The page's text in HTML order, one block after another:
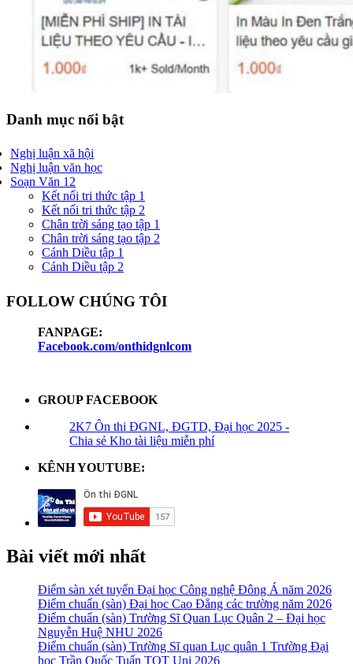
Danh mục nổi bật
Nghị luận xã hội
Nghị luận văn học
Soạn Văn 12
Kết nối tri thức tập 1
Kết nối tri thức tập 2
Chân trời sáng tạo tập 1
Chân trời sáng tạo tập 2
Cánh Diều tập 1
Cánh Diều tập 2
FOLLOW CHÚNG TÔI
FANPAGE:
Facebook.com/onthidgnlcom
GROUP FACEBOOK
2K7 Ôn thi ĐGNL, ĐGTD, Đại học 2025 -
Chia sẻ Kho tài liệu miễn phí
KÊNH YOUTUBE:
Bài viết mới nhất
Điểm sàn xét tuyển Đại học Công nghệ Đông Á năm 2026
Điểm chuẩn (sàn) Đại học Cao Đẳng các trường năm 2026
Điểm chuẩn (sàn) Trường Sĩ Quan Lục Quân 2 – Đại học
Nguyễn Huệ NHU 2026
Điểm chuẩn (sàn) Trường Sĩ quan Lục quân 1 Trường Đại
học Trần Quốc Tuấn TQT Uni 2026